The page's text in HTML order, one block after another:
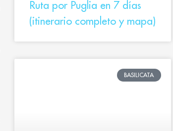
Ruta por Puglia en 7 días
(itinerario completo y mapa)
BASILICATA